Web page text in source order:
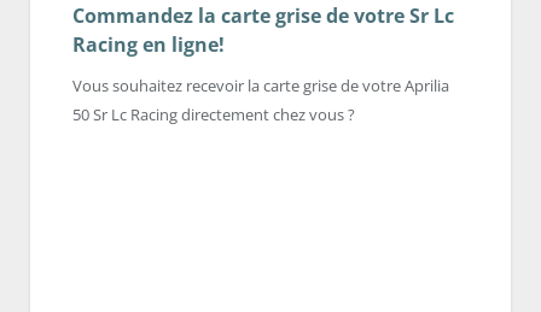
Commandez la carte grise de votre Sr Lc
Racing en ligne!
Vous souhaitez recevoir la carte grise de votre Aprilia
50 Sr Lc Racing directement chez vous ?